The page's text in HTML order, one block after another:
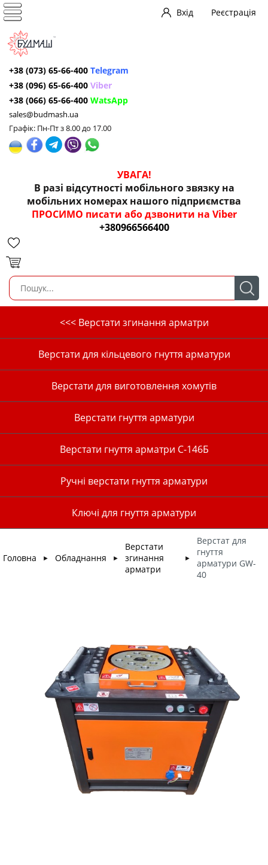
Вхід Реєстрація
+38 (073) 65-66-400 Telegram
+38 (096) 65-66-400 Viber
+38 (066) 65-66-400 WatsApp
sales@budmash.ua
Графік: Пн-Пт з 8.00 до 17.00
УВАГА!
В разі відсутності мобільного звязку на
мобільних номерах нашого підприємства
ПРОСИМО писати або дзвонити на Viber
+380966566400
<<< Верстати згинання арматри
Верстати для кільцевого гнуття арматури
Верстати для виготовлення хомутів
Верстати гнуття арматури
Верстати гнуття арматри С-146Б
Ручні верстати гнуття арматури
Ключі для гнуття арматури
Головна ► Обладнання ►
Верстати
згинання
арматри
►
Верстат для
гнуття
арматури GW-
40